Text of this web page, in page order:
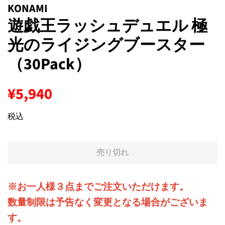
KONAMI
遊戯王ラッシュデュエル 極
光のライジングブースター
（30Pack）
通
常
価
¥5,940
税込
売り切れ
※お一人様３点までご注文いただけます。
数量制限は予告なく変更となる場合がございま
す。